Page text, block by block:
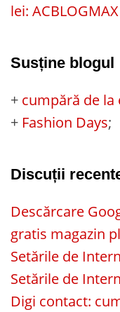
lei: ACBLOGMAX
Susține blogul
+ cumpără de la
+ Fashion Days;
Discuții
Descărcare
gratis magazin
Setările de
Setările de
Digi contact: